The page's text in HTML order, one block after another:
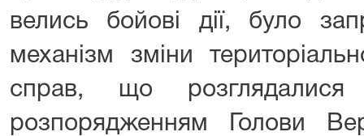
велись бойові дії, було
механізм зміни
справ, що
розпорядженням Голови